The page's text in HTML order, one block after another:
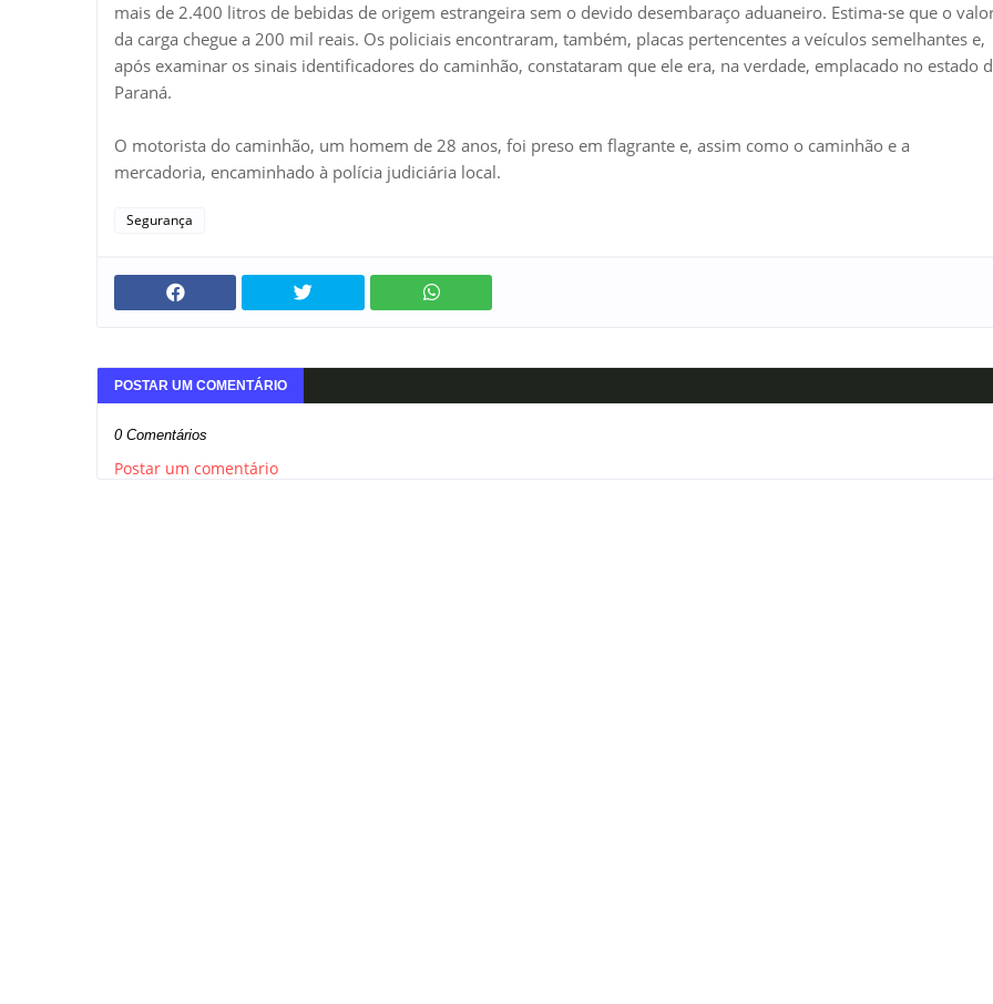
mais de 2.400 litros de bebidas de origem estrangeira sem o devido desembaraço aduaneiro. Estima-se que o
da carga chegue a 200 mil reais. Os policiais encontraram, também, placas pertencentes a veículos semelhantes e,
após examinar os sinais identificadores do caminhão, constataram que ele era, na verdade, emplacado no estado
Paraná.
O motorista do caminhão, um homem de 28 anos, foi preso em flagrante e, assim como o caminhão e a
mercadoria, encaminhado à polícia judiciária local.
Segurança
POSTAR UM COMENTÁRIO
0 Comentários
Postar um comentário